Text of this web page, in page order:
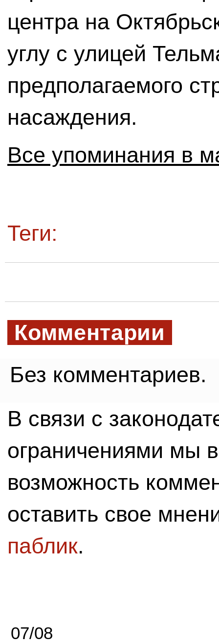
центра на
углу с улицей
предполагаемого
насаждения.
Все упоминания в
Теги:
Комментарии
Без комментариев.
В связи с
ограничениями мы
возможность
оставить свое
паблик.
07/08